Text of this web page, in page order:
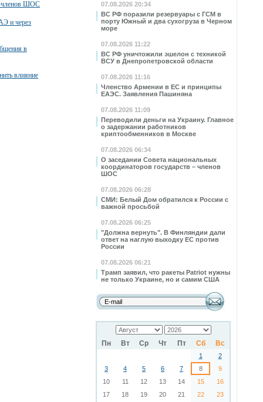
07.08.2026 20:34
ВС РФ поразили резервуары с ГСМ в
порту Южный и два сухогруза в Черном
море
07.08.2026 11:22
ВС РФ уничтожили эшелон с техникой
ВСУ в Днепропетровской области
07.08.2026 11:16
Членство Армении в ЕС и принципы
ЕАЭС. Заявления Пашиняна
07.08.2026 11:09
Переводили деньги на Украину. Главное
о задержании работников
криптообменников в Москве
07.08.2026 06:34
О заседании Совета национальных
координаторов государств – членов
ШОС
07.08.2026 06:28
СМИ: Белый Дом обратился к России с
важной просьбой
07.08.2026 06:25
"Должна вернуть". В Финляндии дали
ответ на наглую выходку ЕС против
России
07.08.2026 06:21
Трамп заявил, что ракеты Patriot нужны
не только Украине, но и самим США
Пн Вт Ср Чт Пт Сб Вс
1
2
3
4 5 6 7 8
9
10
11 12 13 14 15
16
17
18 19 20 21 22
23
членов ШОС
и через
в
влияние